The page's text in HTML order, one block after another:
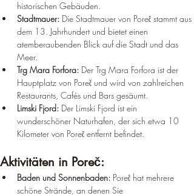
historischen Gebäuden.
Stadtmauer: Die Stadtmauer von Poreč stammt aus
dem 13. Jahrhundert und bietet einen
atemberaubenden Blick auf die Stadt und das
Meer.
Trg Mara Forfora: Der Trg Mara Forfora ist der
Hauptplatz von Poreč und wird von zahlreichen
Restaurants, Cafés und Bars gesäumt.
Limski Fjord: Der Limski Fjord ist ein
wunderschöner Naturhafen, der sich etwa 10
Kilometer von Poreč entfernt befindet.
Aktivitäten in Poreč:
Baden und Sonnenbaden: Poreč hat mehrere
schöne Strände, an denen Sie